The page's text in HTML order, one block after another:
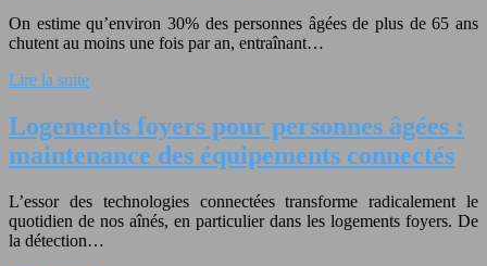
On estime qu’environ 30% des personnes âgées de plus de 65 ans
chutent au moins une fois par an, entraînant…
Lire la suite
Logements foyers pour personnes âgées :
maintenance des équipements connectés
L’essor des technologies connectées transforme radicalement le
quotidien de nos aînés, en particulier dans les logements foyers. De
la détection…